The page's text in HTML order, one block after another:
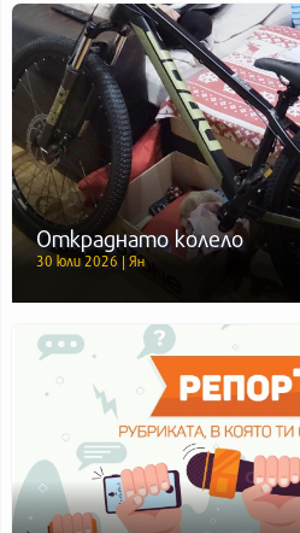
Откраднато колело
30 юли 2026 | Ян